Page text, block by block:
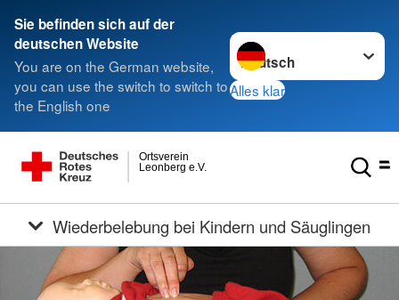
Sie befinden sich auf der
deutschen Website
You are on the German website,
you can use the switch to switch to
the English one
Sprache wechseln zu
Alles klar
Leonberg e.V.
Ortsverein
Wiederbelebung bei Kindern und Säuglingen